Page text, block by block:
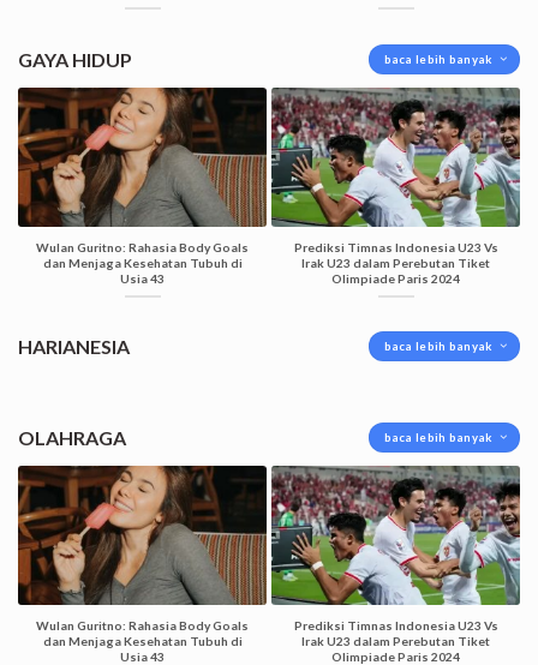
GAYA HIDUP baca lebih banyak
Wulan Guritno: Rahasia Body Goals
dan Menjaga Kesehatan Tubuh di
Usia 43
Prediksi Timnas Indonesia U23 Vs
Irak U23 dalam Perebutan Tiket
Olimpiade Paris 2024
HARIANESIA baca lebih banyak
OLAHRAGA baca lebih banyak
Wulan Guritno: Rahasia Body Goals
dan Menjaga Kesehatan Tubuh di
Usia 43
Prediksi Timnas Indonesia U23 Vs
Irak U23 dalam Perebutan Tiket
Olimpiade Paris 2024